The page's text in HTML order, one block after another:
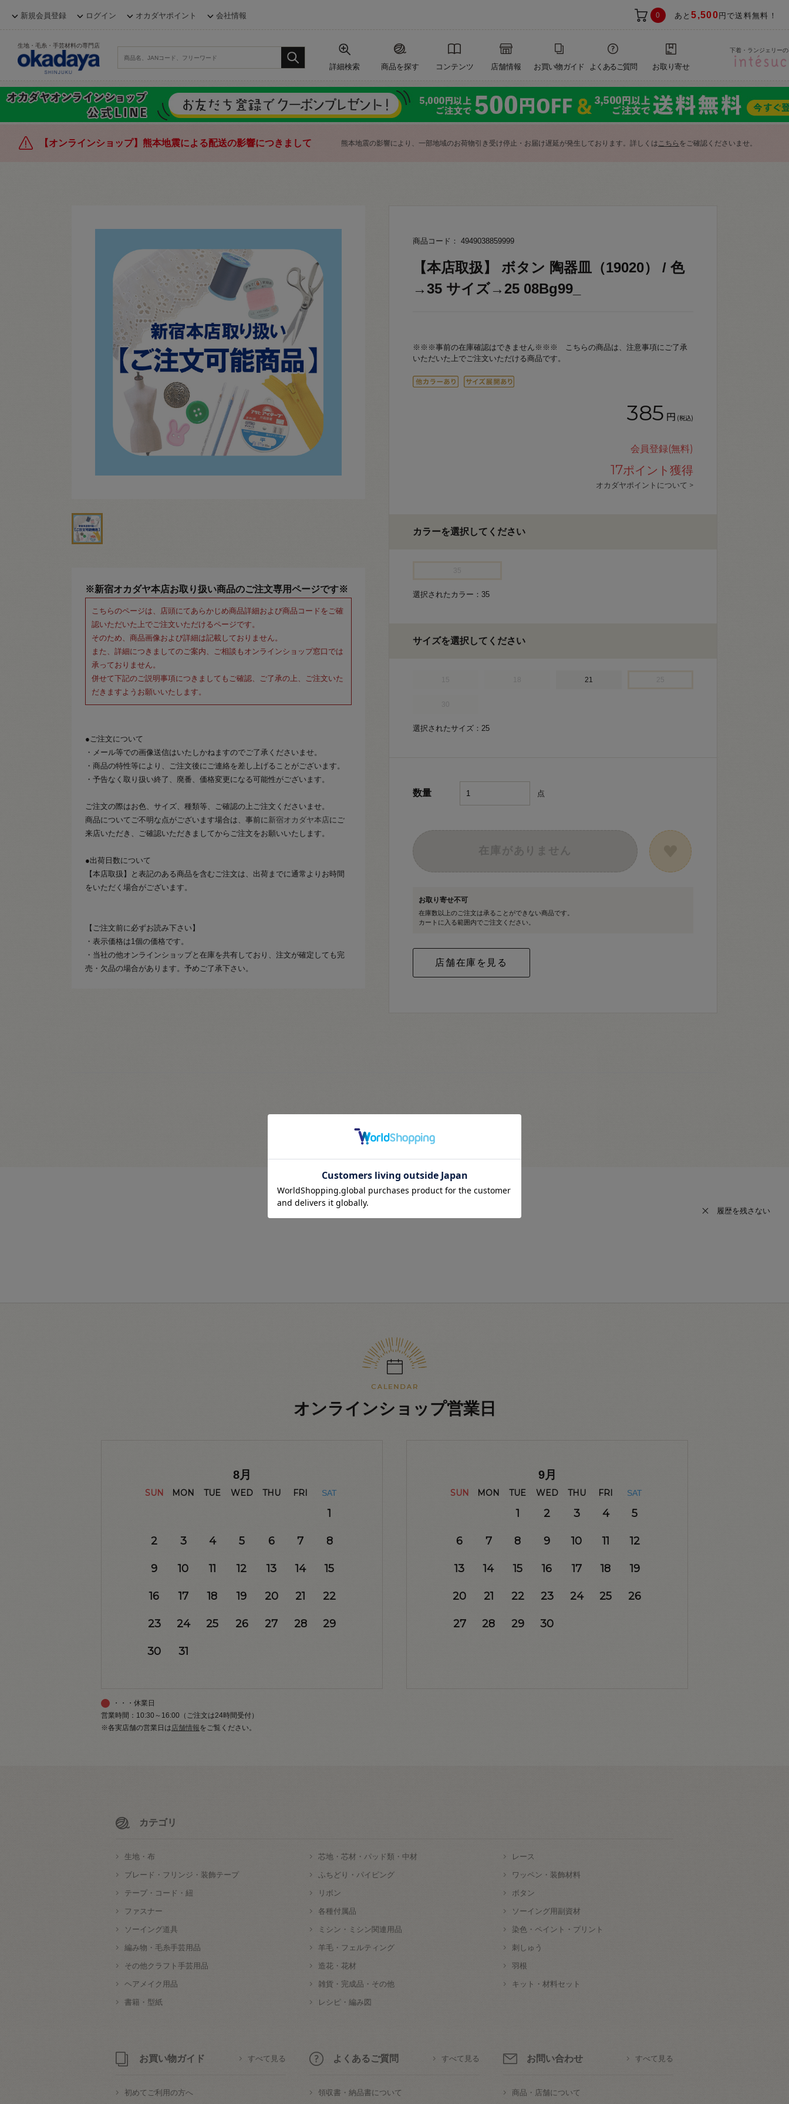
新規会員登録 ログイン オカダヤポイント 会社情報 0 あと5,500 円で送料無料！
生地・毛糸・手芸材料の専門店
詳細検索 商品を探す コンテンツ 店舗情報 お買い物ガイド よくあるご質問 お取り寄せ
下着・ランジェリー
【オンラインショップ】熊本地震による配送の影響につきまして 熊本地震の影響により、一部地域のお荷物引き受け停止・お届け遅延が発生しております。詳しくはこちら をご確認くださいませ。
※新宿オカダヤ本店お取り扱い商品のご注文専用ページです※
こちらのページは、店頭にてあらかじめ商品詳細および商品コードをご確
認いただいた上でご注文いただけるページです。
そのため、商品画像および詳細は記載しておりません。
また、詳細につきましてのご案内、ご相談もオンラインショップ窓口では
承っておりません。
併せて下記のご説明事項につきましてもご確認、ご了承の上、ご注文いた
だきますようお願いいたします。
●ご注文について
・メール等での画像送信はいたしかねますのでご了承くださいませ。
・商品の特性等により、ご注文後にご連絡を差し上げることがございます。
・予告なく取り扱い終了、廃番、価格変更になる可能性がございます。
ご注文の際はお色、サイズ、種類等、ご確認の上ご注文くださいませ。
商品についてご不明な点がございます場合は、事前に 新宿オカダヤ本店にご
来店いただき、ご確認いただきましてからご注文をお願いいたします。
●出荷日数について
【本店取扱】と表記のある商品を含むご注文は、出荷までに通常よりお時間
をいただく場合がございます。
【ご注文前に必ずお読み下さい】
・表示価格は1個の価格です。
・当社の他オンラインショップと在庫を共有しており、注文が確定しても完
売・欠品の場合があります。予めご了承下さい。
商品コード： 4949038859999
【本店取扱】 ボタン 陶器皿（19020） / 色
→35 サイズ→25 08Bg99_
※※※事前の在庫確認はできません※※※ こちらの商品は、注意事項にご了承
いただいた上でご注文いただける商品です。
385 円 (税込)
会員登録(無料)
17ポイント獲得
オカダヤポイントについて >
カラーを選択してください
選択されたカラー：35
サイズを選択してください
21
選択されたサイズ：25
数量 点
お取り寄せ不可
在庫数以上のご注文は承ることができない商品です。
カートに入る範囲内でご注文ください。
最近見た商品 履歴を残さない
オンラインショップ営業日
8月
SUN MON TUE WED THU FRI SAT
1
2 3 4 5 6 7 8
9 10 11 12 13 14 15
16 17 18 19 20 21 22
23 24 25 26 27 28 29
30 31
9月
SUN MON TUE WED THU FRI SAT
1 2 3 4 5
6 7 8 9 10 11 12
13 14 15 16 17 18 19
20 21 22 23 24 25 26
27 28 29 30
・・・休業日
営業時間：10:30～16:00（ご注文は24時間受付）
※各実店舗の営業日は店舗情報をご覧ください。
カテゴリ
生地・布 芯地・芯材・パッド類・中材 レース
ブレード・フリンジ・装飾テープ ふちどり・パイピング ワッペン・装飾材料
テープ・コード・紐 リボン ボタン
ファスナー 各種付属品 ソーイング用副資材
ソーイング道具 ミシン・ミシン関連用品 染色・ペイント・プリント
編み物・毛糸手芸用品 羊毛・フェルティング 刺しゅう
その他クラフト手芸用品 造花・花材 羽根
ヘアメイク用品 雑貨・完成品・その他 キット・材料セット
書籍・型紙 レシピ・編み図
お買い物ガイド すべて見る
初めてご利用の方へ
よくあるご質問 すべて見る
領収書・納品書について
お問い合わせ すべて見る
商品・店舗について